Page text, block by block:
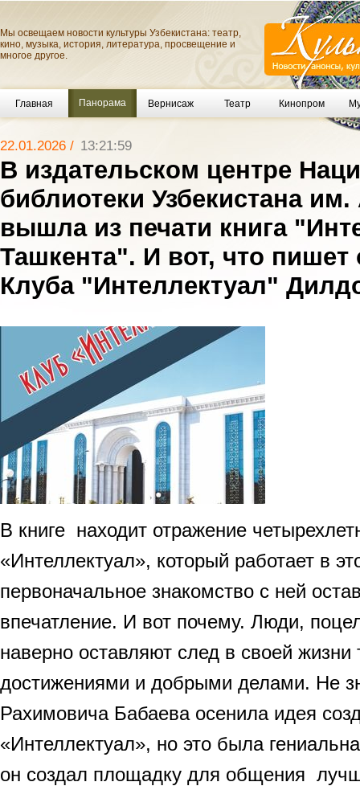
Мы освещаем новости культуры Узбекистана: театр,
кино, музыка, история, литература, просвещение и
многое другое.
Главная Панорама Вернисаж Театр Кинопром
22.01.2026 / 13:21:59
В издательском центре
библиотеки Узбекистана
вышла из печати книга
Ташкента". И вот, что пишет
Клуба "Интеллектуал"
В книге находит отражение
«Интеллектуал», который работает в
первоначальное знакомство с ней
впечатление. И вот почему. Люди,
наверно оставляют след в своей жизни
достижениями и добрыми делами. Не
Рахимовича Бабаева осенила идея
«Интеллектуал», но это была
он создал площадку для общения